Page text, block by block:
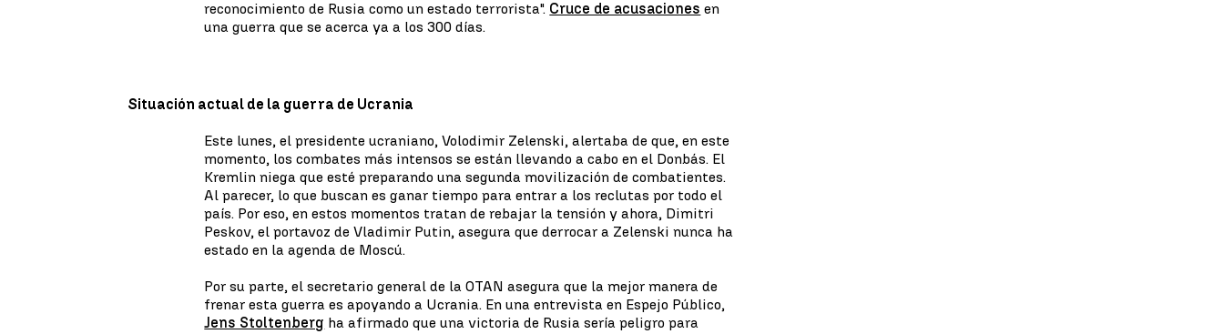
reconocimiento de Rusia como un estado terrorista". Cruce de acusaciones en
una guerra que se acerca ya a los 300 días.
Situación actual de la guerra de Ucrania
Este lunes, el presidente ucraniano, Volodimir Zelenski, alertaba de que, en este
momento, los combates más intensos se están llevando a cabo en el Donbás. El
Kremlin niega que esté preparando una segunda movilización de combatientes.
Al parecer, lo que buscan es ganar tiempo para entrar a los reclutas por todo el
país. Por eso, en estos momentos tratan de rebajar la tensión y ahora, Dimitri
Peskov, el portavoz de Vladimir Putin, asegura que derrocar a Zelenski nunca ha
estado en la agenda de Moscú.
Por su parte, el secretario general de la OTAN asegura que la mejor manera de
frenar esta guerra es apoyando a Ucrania. En una entrevista en Espejo Público,
Jens Stoltenberg ha afirmado que una victoria de Rusia sería peligro para